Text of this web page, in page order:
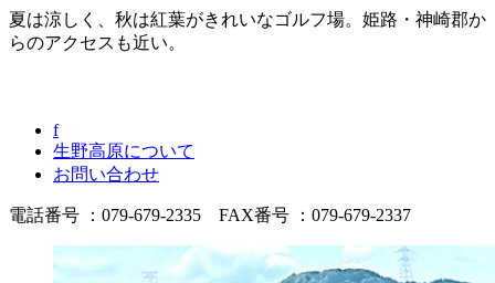
夏は涼しく、秋は紅葉がきれいなゴルフ場。姫路・神崎郡か
らのアクセスも近い。
f
生野高原について
お問い合わせ
電話番号 ：079-679-2335 FAX番号 ：079-679-2337